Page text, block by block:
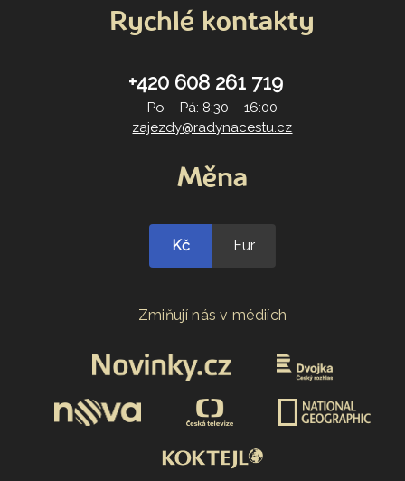
Rychlé kontakty
+420 608 261 719
Po – Pá: 8:30 – 16:00
zajezdy@radynacestu.cz
Měna
Kč Eur
Zmiňují nás v médiích